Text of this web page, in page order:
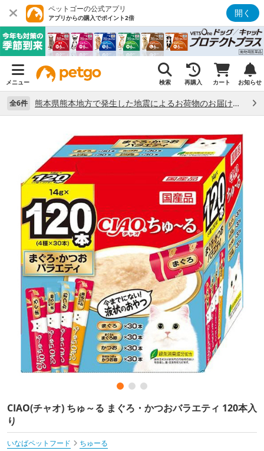
ペットゴーの公式アプリ
アプリからの購入でポイント2倍 開く
メニュー 検索 再購入 カート お知らせ
全6件 熊本県熊本地方で発生した地震によるお荷物のお届け状況について （7/28）
CIAO(チャオ) ちゅ～る まぐろ・かつおバラエティ 120本入
り
いなばペットフード
ちゅーる